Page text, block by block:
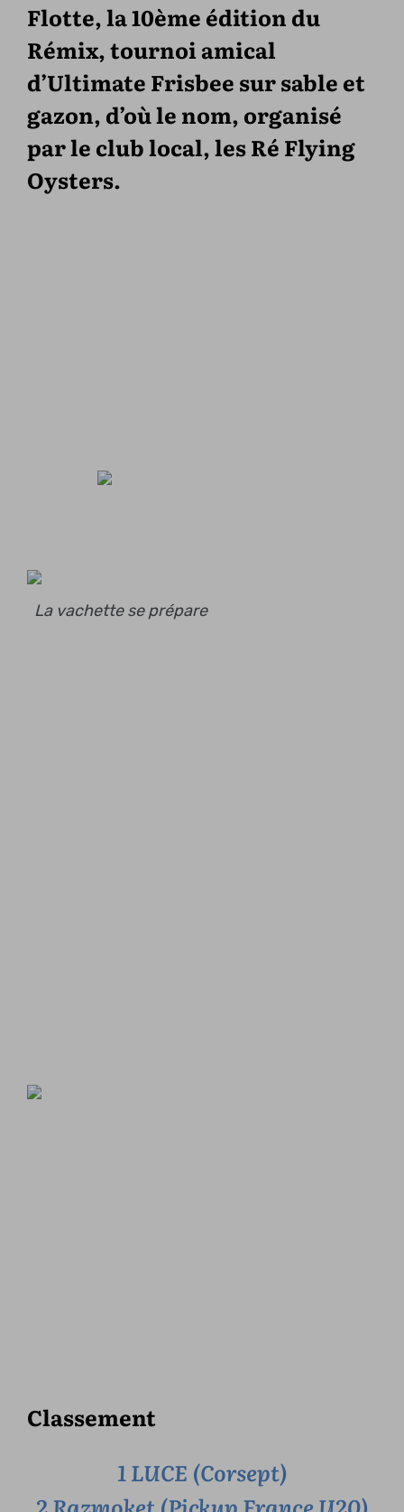
Flotte, la 10ème édition du
Rémix, tournoi amical
d’Ultimate Frisbee sur sable et
gazon, d’où le nom, organisé
par le club local, les Ré Flying
Oysters.
La vachette se prépare
Classement
1 LUCE (Corsept)